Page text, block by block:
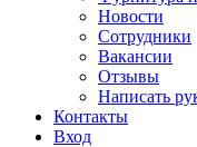
Новости
Сотрудники
Вакансии
Отзывы
Написать
Контакты
Вход